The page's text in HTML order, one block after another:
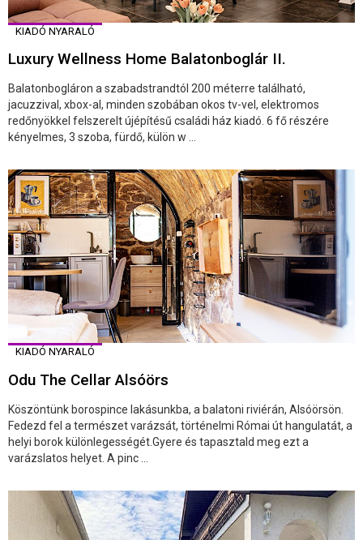
KIADÓ NYARALÓ
Luxury Wellness Home Balatonboglár II.
Balatonbogláron a szabadstrandtól 200 méterre található,
jacuzzival, xbox-al, minden szobában okos tv-vel, elektromos
redőnyökkel felszerelt újépítésű családi ház kiadó. 6 fő részére
kényelmes, 3 szoba, fürdő, külön w ...
KIADÓ NYARALÓ
Odu The Cellar Alsóörs
Köszöntünk borospince lakásunkba, a balatoni riviérán, Alsóörsön.
Fedezd fel a természet varázsát, történelmi Római út hangulatát, a
helyi borok különlegességét.Gyere és tapasztald meg ezt a
varázslatos helyet. A pinc ...